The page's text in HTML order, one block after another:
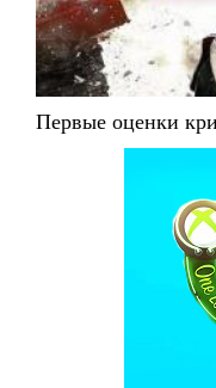
Первые оценки